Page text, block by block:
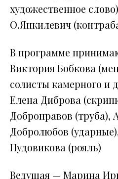
художественное слово)
О.Янкилевич
В программе
Виктория Бобкова
солисты камерного и
Елена Диброва
Добронравов (труба),
Добролюбов
Пудовикова (рояль)
Ведущая — Марина